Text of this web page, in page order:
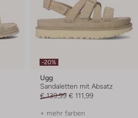
-20%
Ugg
Sandaletten mit Absatz
€ 139,99 € 111,99
+ mehr farben